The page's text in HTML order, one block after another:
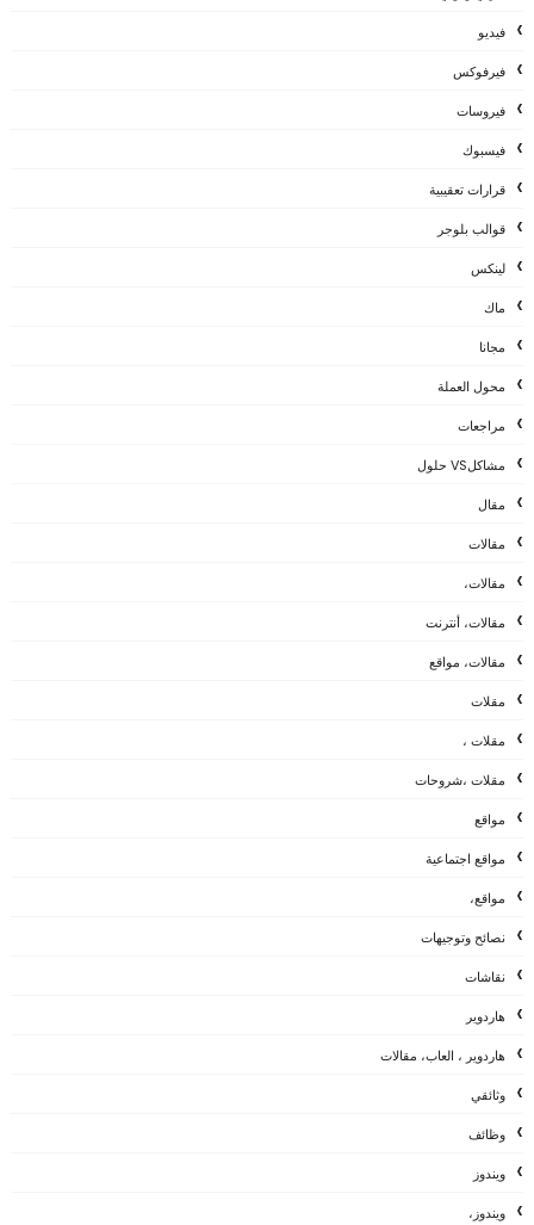
فيديو
فيرفوكس
فيروسات
فيسبوك
قرارات تعقيبية
قوالب بلوجر
لينكس
ماك
مجانا
محول العملة
مراجعات
مشاكلVS حلول
مقال
مقالات
مقالات،
مقالات، أنترنت
مقالات، مواقع
مقلات
مقلات ،
مقلات ،شروحات
مواقع
مواقع اجتماعية
مواقع،
نصائح وتوجيهات
نقاشات
هاردوير
هاردوير ، العاب، مقالات
وثائقي
وظائف
ويندوز
ويندوز،